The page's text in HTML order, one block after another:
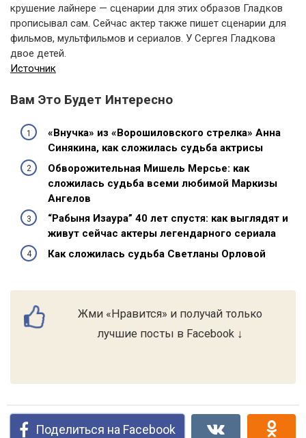
крушение лайнере — сценарии для этих образов Гладков
прописывал сам. Сейчас актер также пишет сценарии для
фильмов, мультфильмов и сериалов. У Сергея Гладкова
двое детей.
Источник
Вам Это Будет Интересно
«Внучка» из «Ворошиловского стрелка» Анна
Синякина, как сложилась судьба актрисы
Обворожительная Мишель Мерсье: как
сложилась судьба всеми любимой Маркизы
Ангелов
“Рабыня Изаура” 40 лет спустя: как выглядят и
живут сейчас актеры легендарного сериала
Как сложилась судьба Светланы Орловой
Жми «Нравится» и получай только
лучшие посты в Facebook ↓
Поделиться на Facebook